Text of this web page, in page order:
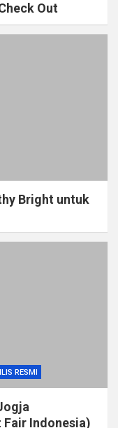
Out
Bright untuk
RESMI
Indonesia)